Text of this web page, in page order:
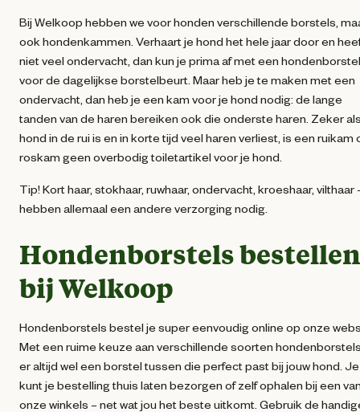
Bij Welkoop hebben we voor honden verschillende borstels,
ook hondenkammen. Verhaart je hond het hele jaar door en
niet veel ondervacht, dan kun je prima af met een hondenborstel
voor de dagelijkse borstelbeurt. Maar heb je te maken met een
ondervacht, dan heb je een kam voor je hond nodig: de lange
tanden van de haren bereiken ook die onderste haren. Zeker
hond in de rui is en in korte tijd veel haren verliest, is een ruikam
roskam geen overbodig toiletartikel voor je hond.
Tip! Kort haar, stokhaar, ruwhaar, ondervacht, kroeshaar, vilthaar
hebben allemaal een andere verzorging nodig.
Hondenborstels bestellen
bij Welkoop
Hondenborstels bestel je super eenvoudig online op onze
Met een ruime keuze aan verschillende soorten
er altijd wel een borstel tussen die perfect past bij jouw hond. Je
kunt je bestelling thuis laten bezorgen of zelf ophalen bij een
onze winkels – net wat jou het beste uitkomt. Gebruik de